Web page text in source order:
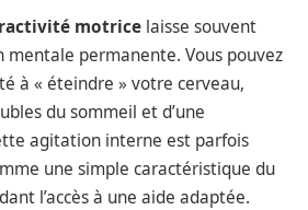
motrice laisse souvent
mentale permanente. Vous pouvez
à « éteindre » votre cerveau,
du sommeil et d’une
agitation interne est parfois
une simple caractéristique du
l’accès à une aide adaptée.